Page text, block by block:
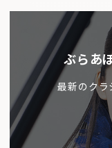
ぶらあ
最新のクラ